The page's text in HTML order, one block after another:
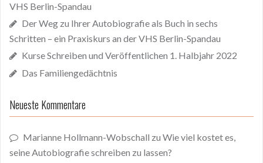
VHS Berlin-Spandau
Der Weg zu Ihrer Autobiografie als Buch in sechs
Schritten – ein Praxiskurs an der VHS Berlin-Spandau
Kurse Schreiben und Veröffentlichen 1. Halbjahr 2022
Das Familiengedächtnis
Neueste Kommentare
Marianne Hollmann-Wobschall zu Wie viel kostet es,
seine Autobiografie schreiben zu lassen?